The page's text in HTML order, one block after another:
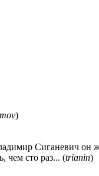
)
Сиганевич он
чем сто раз... (trianin)